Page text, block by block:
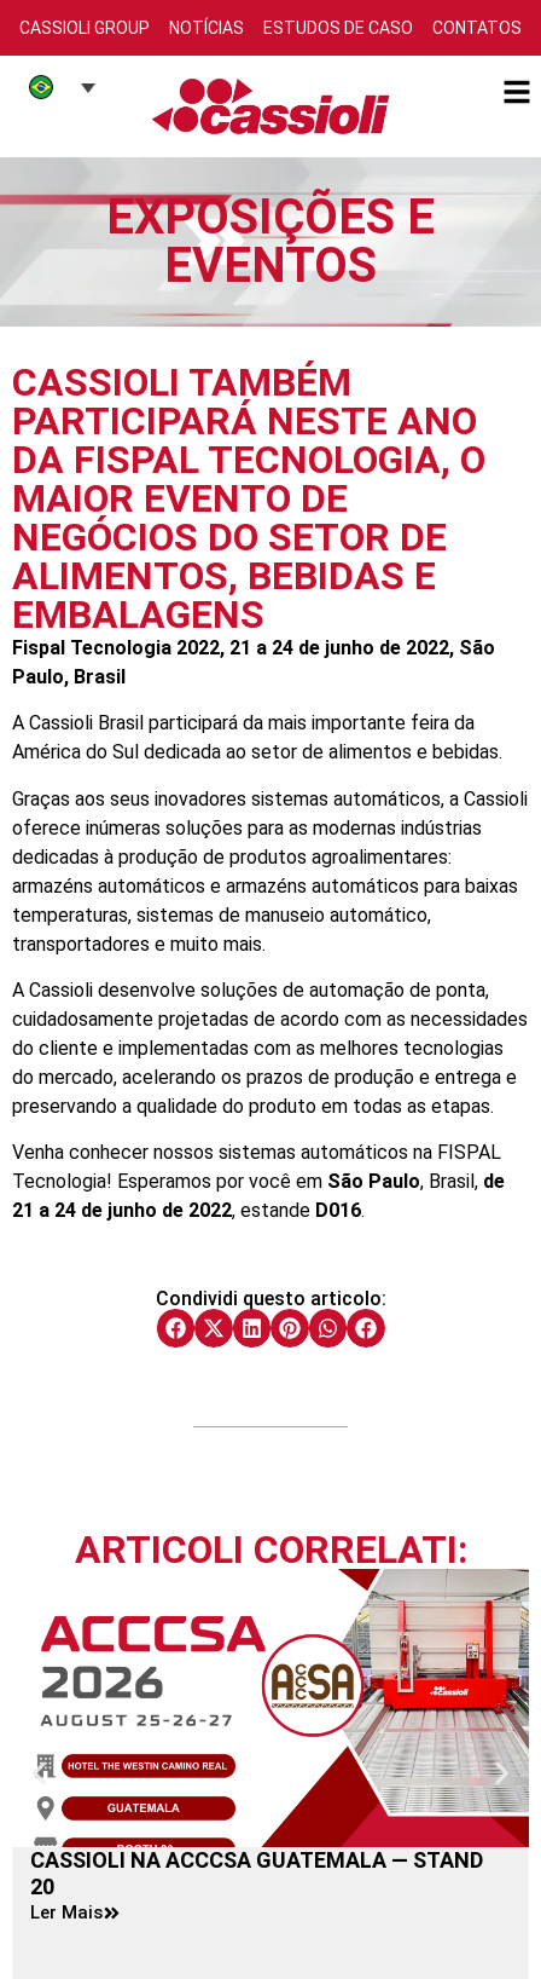
CASSIOLI GROUP NOTÍCIAS ESTUDOS DE CASO CONTATOS
EXPOSIÇÕES E
EVENTOS
CASSIOLI TAMBÉM
PARTICIPARÁ NESTE ANO
DA FISPAL TECNOLOGIA, O
MAIOR EVENTO DE
NEGÓCIOS DO SETOR DE
ALIMENTOS, BEBIDAS E
EMBALAGENS
Fispal Tecnologia 2022, 21 a 24 de junho de 2022, São
Paulo, Brasil
A Cassioli Brasil participará da mais importante feira da
América do Sul dedicada ao setor de alimentos e bebidas.
Graças aos seus inovadores sistemas automáticos, a Cassioli
oferece inúmeras soluções para as modernas indústrias
dedicadas à produção de produtos agroalimentares:
armazéns automáticos e armazéns automáticos para baixas
temperaturas, sistemas de manuseio automático,
transportadores e muito mais.
A Cassioli desenvolve soluções de automação de ponta,
cuidadosamente projetadas de acordo com as necessidades
do cliente e implementadas com as melhores tecnologias
do mercado, acelerando os prazos de produção e entrega e
preservando a qualidade do produto em todas as etapas.
Venha conhecer nossos sistemas automáticos na FISPAL
Tecnologia! Esperamos por você em São Paulo, Brasil, de
21 a 24 de junho de 2022, estande D016.
Condividi questo articolo:
ARTICOLI CORRELATI:
CASSIOLI NA ACCCSA GUATEMALA — STAND
20
Ler Mais